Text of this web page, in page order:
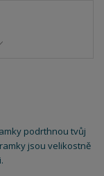
podrthnou tvůj
jsou velikostně